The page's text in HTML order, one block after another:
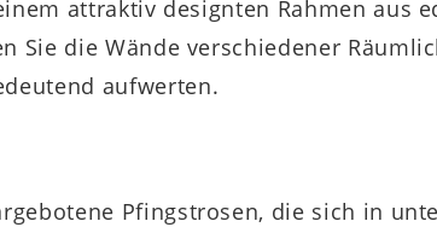
attraktiv designten Rahmen aus
Sie die Wände verschiedener
aufwerten.
Pfingstrosen, die sich in